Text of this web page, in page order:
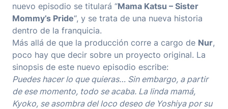
nuevo episodio se titulará “Mama Katsu – Sister
Mommy’s Pride“, y se trata de una nueva historia
dentro de la franquicia.
Más allá de que la producción corre a cargo de Nur,
poco hay que decir sobre un proyecto original. La
sinopsis de este nuevo episodio escribe:
Puedes hacer lo que quieras… Sin embargo, a partir
de ese momento, todo se acaba. La linda mamá,
Kyoko, se asombra del loco deseo de Yoshiya por su